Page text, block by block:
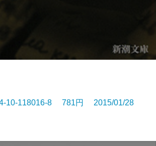
10-118016-8 781円 2015/01/28